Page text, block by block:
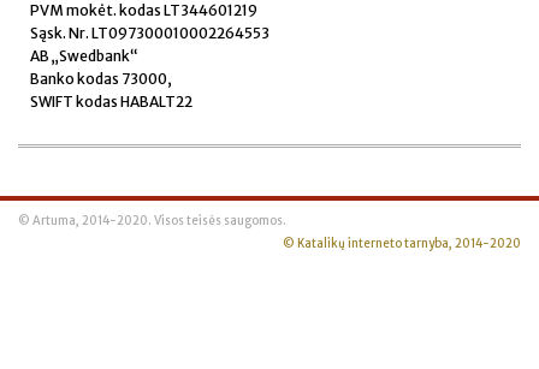
PVM mokėt. kodas LT344601219
Sąsk. Nr. LT097300010002264553
AB „Swedbank“
Banko kodas 73000,
SWIFT kodas HABALT22
© Artuma, 2014-2020. Visos teisės saugomos.
© Katalikų interneto tarnyba, 2014-2020